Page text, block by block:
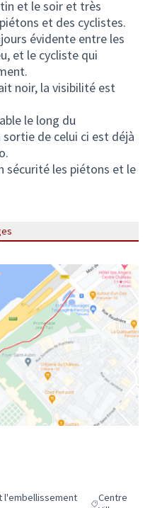
et le soir et très
et des cyclistes.
évidente entre les
et le cycliste qui
noir, la visibilité est
le long du
de celui ci est déjà
sécurité les piétons et le
l'embellissement
Centre